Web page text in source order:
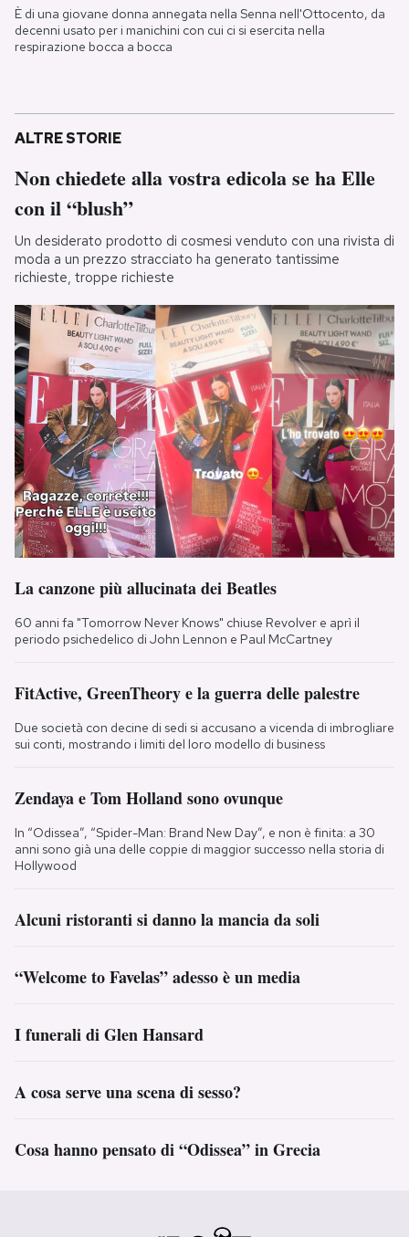
È di una giovane donna annegata nella Senna nell'Ottocento, da
decenni usato per i manichini con cui ci si esercita nella
respirazione bocca a bocca
ALTRE STORIE
Non chiedete alla vostra edicola se ha Elle
con il “blush”
Un desiderato prodotto di cosmesi venduto con una rivista di
moda a un prezzo stracciato ha generato tantissime
richieste, troppe richieste
La canzone più allucinata dei Beatles
60 anni fa "Tomorrow Never Knows" chiuse Revolver e aprì il
periodo psichedelico di John Lennon e Paul McCartney
FitActive, GreenTheory e la guerra delle palestre
Due società con decine di sedi si accusano a vicenda di imbrogliare
sui conti, mostrando i limiti del loro modello di business
Zendaya e Tom Holland sono ovunque
In “Odissea”, “Spider-Man: Brand New Day”, e non è finita: a 30
anni sono già una delle coppie di maggior successo nella storia di
Hollywood
Alcuni ristoranti si danno la mancia da soli
“Welcome to Favelas” adesso è un media
I funerali di Glen Hansard
A cosa serve una scena di sesso?
Cosa hanno pensato di “Odissea” in Grecia